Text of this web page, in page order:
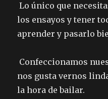
Lo único que
los ensayos y tener
aprender y pasarlo
Confeccionamos
nos gusta vernos
la hora de bailar.